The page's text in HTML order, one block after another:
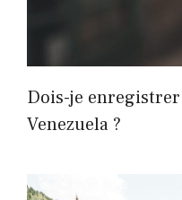
Dois-je
Venezuela ?